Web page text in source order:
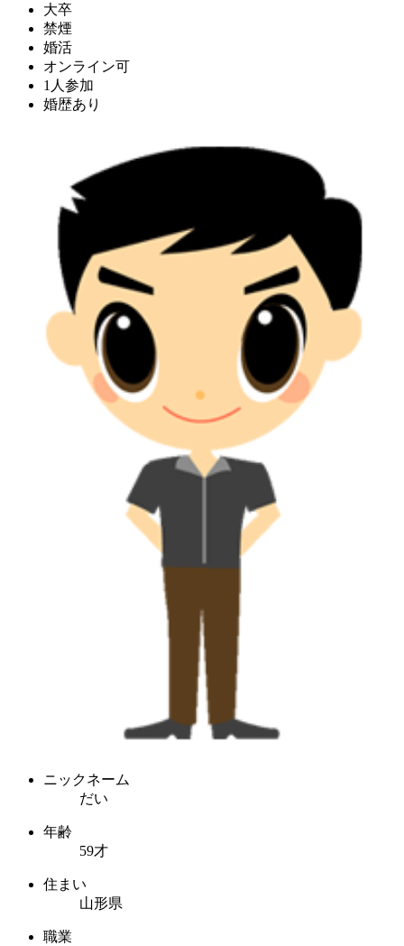
大卒
禁煙
婚活
オンライン可
1人参加
婚歴あり
ニックネーム
だい
年齢
59才
住まい
山形県
職業